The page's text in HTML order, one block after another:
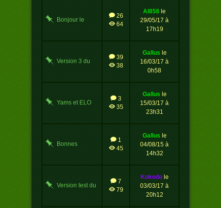
Bonjour le
26
64
al858 le
29/05/17 à
17h19
Version 3 du
39
38
gallus le
16/03/17 à
0h58
Yams et ELO
3
35
gallus le
15/03/17 à
23h31
Bonnes
1
45
gallus le
04/08/15 à
14h32
Version test du
7
79
kokodo le
03/03/17 à
20h12